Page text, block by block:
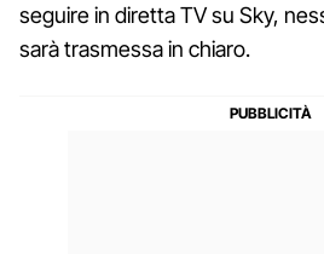
seguire in diretta TV su Sky,
sarà trasmessa in chiaro.